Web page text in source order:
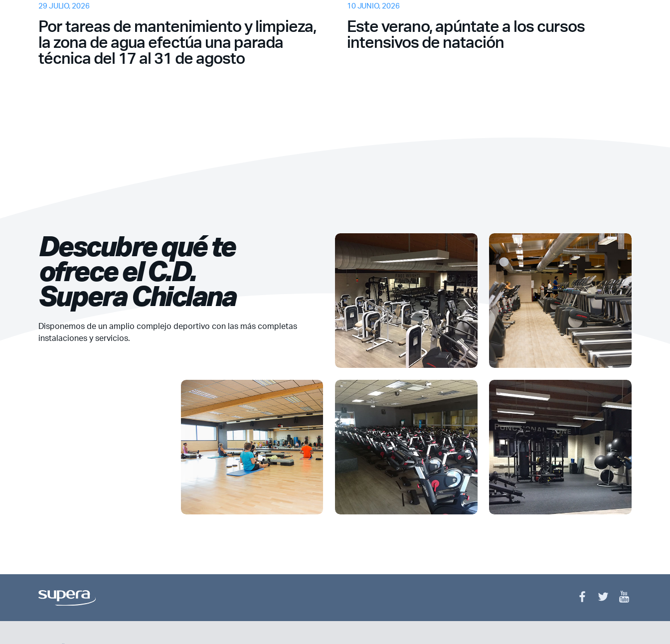
¿Ya eres socio pero no
estas registrado?
contraseña?
29 JULIO, 2026
Por tareas de mantenimiento y limpieza,
la zona de agua efectúa una parada
técnica del 17 al 31 de agosto
10 JUNIO, 2026
Este verano, apúntate a los cursos
intensivos de natación
Descubre qué te
ofrece el C.D.
Supera Chiclana
Disponemos de un amplio complejo deportivo con las más completas
instalaciones y servicios.